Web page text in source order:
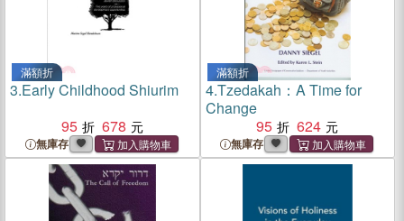
滿額折
3.Early Childhood Shiurim
95
678
無庫存
滿額折
4.Tzedakah：A Time for
Change
95
624
無庫存